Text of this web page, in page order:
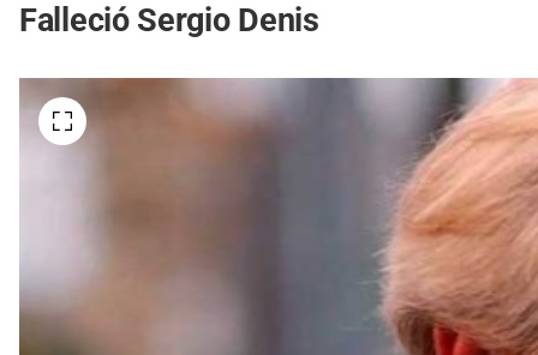
Falleció Sergio Denis